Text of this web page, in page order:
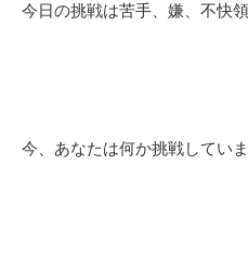
今日の挑戦は苦手、嫌、不快
今、あなたは何か挑戦してい